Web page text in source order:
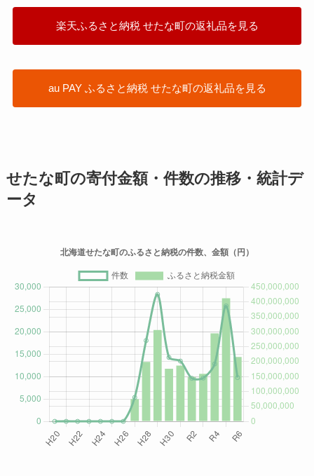
楽天ふるさと納税 せたな町の返礼品を見る
au PAY ふるさと納税 せたな町の返礼品を見る
せたな町の寄付金額・件数の推移・統計デ
ータ